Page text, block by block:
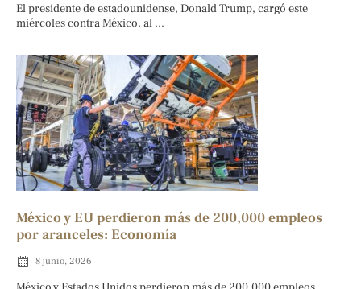
El presidente de estadounidense, Donald Trump, cargó este
miércoles contra México, al ...
México y EU perdieron más de 200,000 empleos
por aranceles: Economía
8 junio, 2026